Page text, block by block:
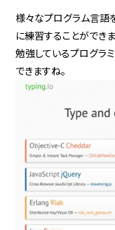
様々なプログラム言語
に練習することができま
勉強しているプログラ
できますね。